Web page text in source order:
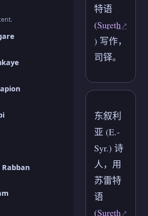
特语
(Sureth
) 写作，
司铎。
东叙利
亚 (E.-
Syr.) 诗
人，用
苏雷特
语
(Sureth